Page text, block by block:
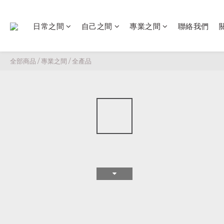
日常之間 自己之間 專業之間 聯絡我們
全部商品 /專業之間 /全產品